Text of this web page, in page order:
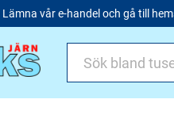
Lämna vår e-handel och gå till